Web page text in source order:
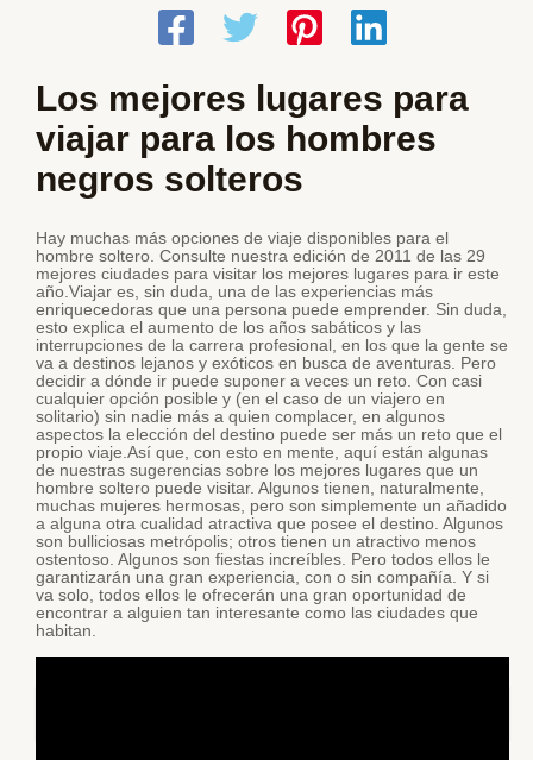
Los mejores lugares para
viajar para los hombres
negros solteros
Hay muchas más opciones de viaje disponibles para el
hombre soltero. Consulte nuestra edición de 2011 de las 29
mejores ciudades para visitar los mejores lugares para ir este
año.Viajar es, sin duda, una de las experiencias más
enriquecedoras que una persona puede emprender. Sin duda,
esto explica el aumento de los años sabáticos y las
interrupciones de la carrera profesional, en los que la gente se
va a destinos lejanos y exóticos en busca de aventuras. Pero
decidir a dónde ir puede suponer a veces un reto. Con casi
cualquier opción posible y (en el caso de un viajero en
solitario) sin nadie más a quien complacer, en algunos
aspectos la elección del destino puede ser más un reto que el
propio viaje.Así que, con esto en mente, aquí están algunas
de nuestras sugerencias sobre los mejores lugares que un
hombre soltero puede visitar. Algunos tienen, naturalmente,
muchas mujeres hermosas, pero son simplemente un añadido
a alguna otra cualidad atractiva que posee el destino. Algunos
son bulliciosas metrópolis; otros tienen un atractivo menos
ostentoso. Algunos son fiestas increíbles. Pero todos ellos le
garantizarán una gran experiencia, con o sin compañía. Y si
va solo, todos ellos le ofrecerán una gran oportunidad de
encontrar a alguien tan interesante como las ciudades que
habitan.